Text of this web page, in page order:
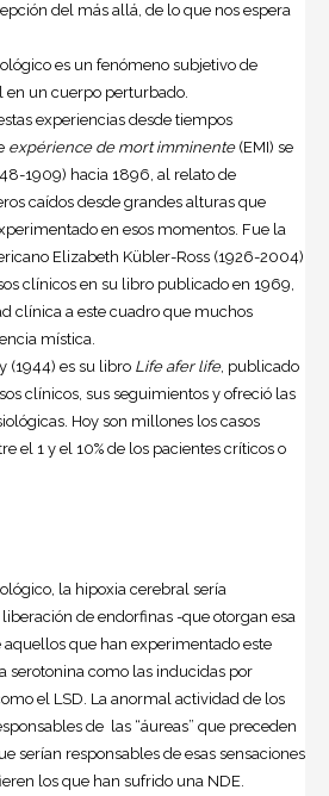
del más allá, de lo que nos espera
es un fenómeno subjetivo de
un cuerpo perturbado.
experiencias desde tiempos
expérience de mort imminente(EMI) se
1909) hacia 1896, al relato de
caídos desde grandes alturas que
en esos momentos. Fue la
Elizabeth Kübler-Ross (1926-2004)
clínicos en su libro publicado en 1969,
clínica a este cuadro que muchos
mística.
(1944) es su libro Life afer life, publicado
clínicos, sus seguimientos y ofreció las
Hoy son millones los casos
el 1 y el 10% de los pacientes críticos o
la hipoxia cerebral sería
de endorfinas -que otorgan esa
aquellos que han experimentado este
serotonina como las inducidas por
el LSD. La anormal actividad de los
de las “áureas” que preceden
serían responsables de esas sensaciones
los que han sufrido una NDE.